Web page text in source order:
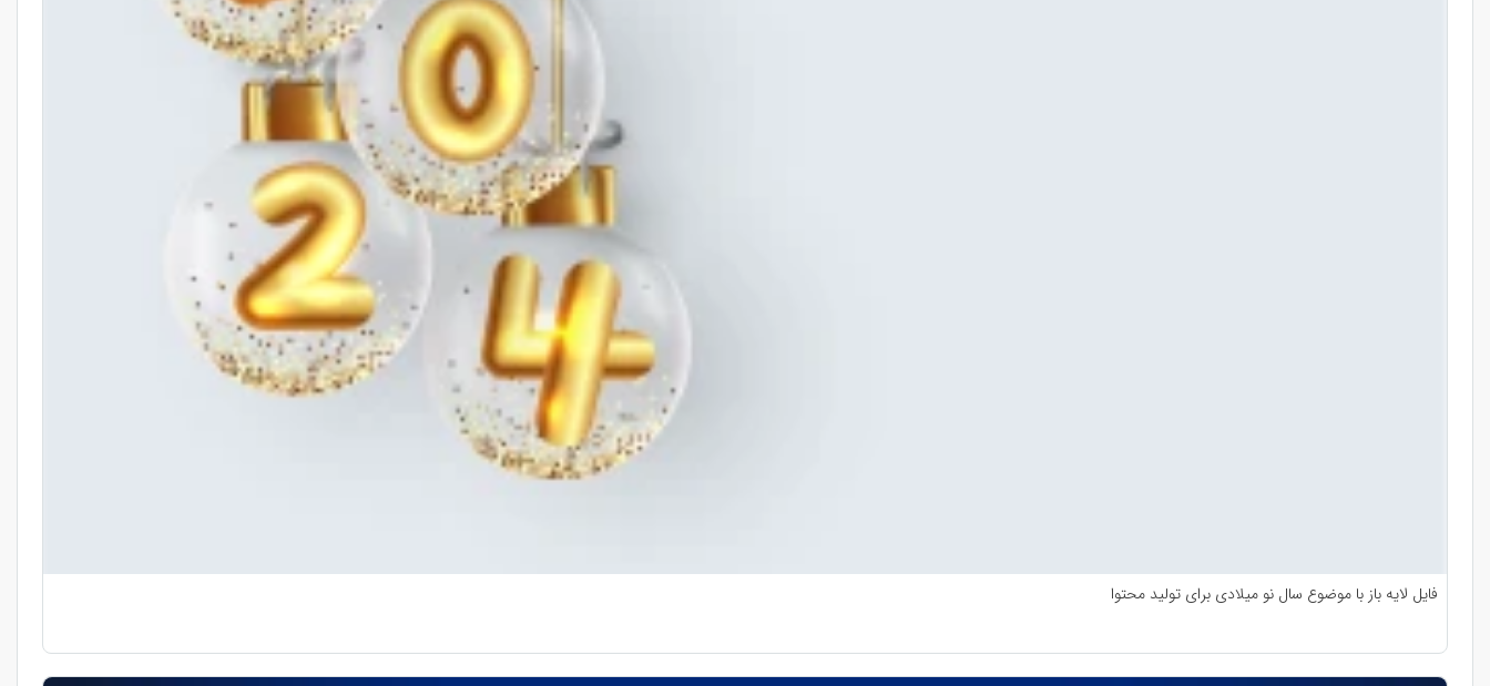
فایل لایه باز با موضوع سال نو میلادی برای تولید محتوا